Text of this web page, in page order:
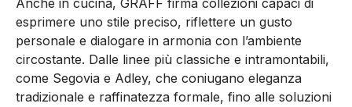
Anche in cucina, GRAFF firma collezioni capaci di
esprimere uno stile preciso, riflettere un gusto
personale e dialogare in armonia con l’ambiente
circostante. Dalle linee più classiche e intramontabili,
come Segovia e Adley, che coniugano eleganza
tradizionale e raffinatezza formale, fino alle soluzioni